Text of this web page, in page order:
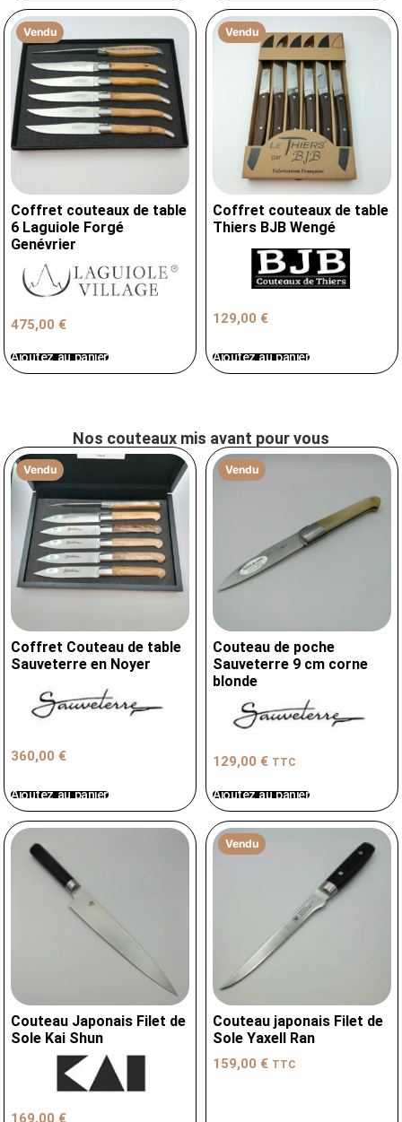
Vendu
Coffret couteaux de table
6 Laguiole Forgé
Genévrier
475,00 €
Ajoutez au panier
Vendu
Coffret couteaux de table
Thiers BJB Wengé
129,00 €
Ajoutez au panier
Nos couteaux mis avant pour vous
Vendu
Coffret Couteau de table
Sauveterre en Noyer
360,00 €
Ajoutez au panier
Vendu
Couteau de poche
Sauveterre 9 cm corne
blonde
129,00 € TTC
Ajoutez au panier
Couteau Japonais Filet de
Sole Kai Shun
169,00 €
Vendu
Couteau japonais Filet de
Sole Yaxell Ran
159,00 € TTC